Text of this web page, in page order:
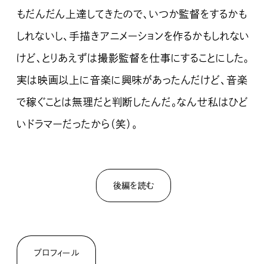
もだんだん上達してきたので、いつか監督をするかも
しれないし、手描きアニメーションを作るかもしれない
けど、とりあえずは撮影監督を仕事にすることにした。
実は映画以上に音楽に興味があったんだけど、音楽
で稼ぐことは無理だと判断したんだ。なんせ私はひど
いドラマーだったから（笑）。
後編を読む
プロフィール